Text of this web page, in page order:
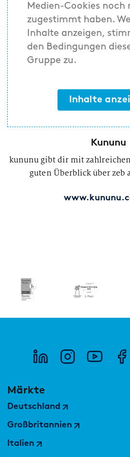
Medien-Cookies noch
zugestimmt haben.
Inhalte anzeigen,
den Bedingungen
Gruppe zu.
Inhalte
Kununu
kununu gibt dir mit
guten Überblick über zeb
Märkte
Deutschland
Großbritannien
Italien